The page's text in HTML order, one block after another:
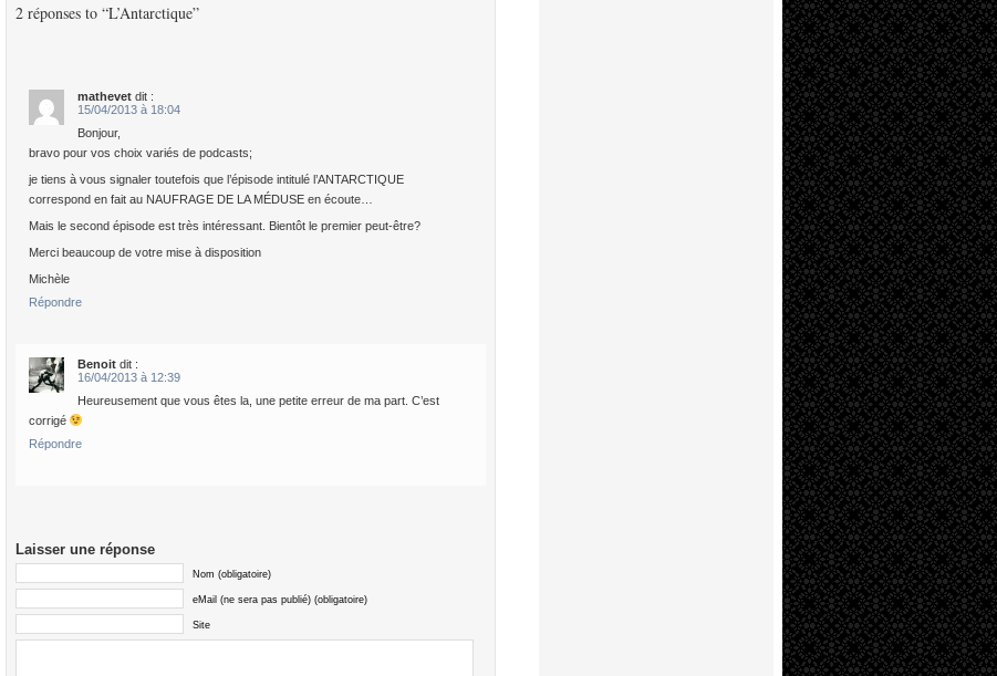
2 réponses to “L’Antarctique”
mathevet dit :
15/04/2013 à 18:04
Bonjour,
bravo pour vos choix variés de podcasts;
je tiens à vous signaler toutefois que l’épisode intitulé l’ANTARCTIQUE
correspond en fait au NAUFRAGE DE LA MÉDUSE en écoute…
Mais le second épisode est très intéressant. Bientôt le premier peut-être?
Merci beaucoup de votre mise à disposition
Michèle
Répondre
Benoit dit :
16/04/2013 à 12:39
Heureusement que vous êtes la, une petite erreur de ma part. C’est
corrigé
Répondre
Laisser une réponse
Nom (obligatoire)
eMail (ne sera pas publié) (obligatoire)
Site